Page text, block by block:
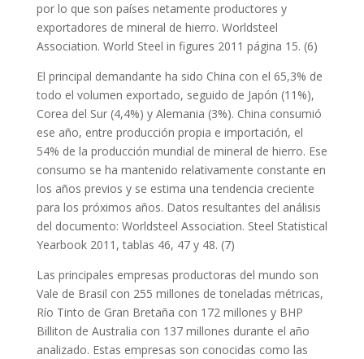
por lo que son países netamente productores y
exportadores de mineral de hierro. Worldsteel
Association. World Steel in figures 2011 página 15. (6)
El principal demandante ha sido China con el 65,3% de
todo el volumen exportado, seguido de Japón (11%),
Corea del Sur (4,4%) y Alemania (3%). China consumió
ese año, entre producción propia e importación, el
54% de la producción mundial de mineral de hierro. Ese
consumo se ha mantenido relativamente constante en
los años previos y se estima una tendencia creciente
para los próximos años. Datos resultantes del análisis
del documento: Worldsteel Association. Steel Statistical
Yearbook 2011, tablas 46, 47 y 48. (7)
Las principales empresas productoras del mundo son
Vale de Brasil con 255 millones de toneladas métricas,
Río Tinto de Gran Bretaña con 172 millones y BHP
Billiton de Australia con 137 millones durante el año
analizado. Estas empresas son conocidas como las